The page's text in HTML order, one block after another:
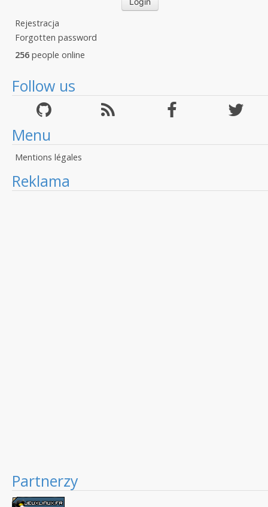
Rejestracja
Forgotten password
256 people online
Follow us
Menu
Mentions légales
Reklama
Partnerzy